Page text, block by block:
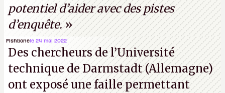
potentiel d’aider avec des pistes
d’enquête.»
Fishbonele 24 mai 2022
Des chercheurs de l’Université
technique de Darmstadt (Allemagne)
ont exposé une faille permettant